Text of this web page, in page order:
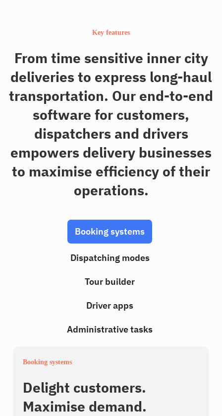
Key features
From time sensitive inner city
deliveries to express long-haul
transportation. Our end-to-end
software for customers,
dispatchers and drivers
empowers delivery businesses
to maximise efficiency of their
operations.
Booking systems
Dispatching modes
Tour builder
Driver apps
Administrative tasks
Booking systems
Delight customers.
Maximise demand.